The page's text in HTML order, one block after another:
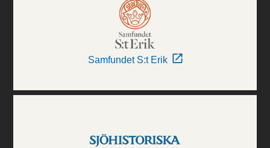
Samfundet S:t Erik